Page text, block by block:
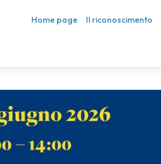
Home page Il riconoscimento